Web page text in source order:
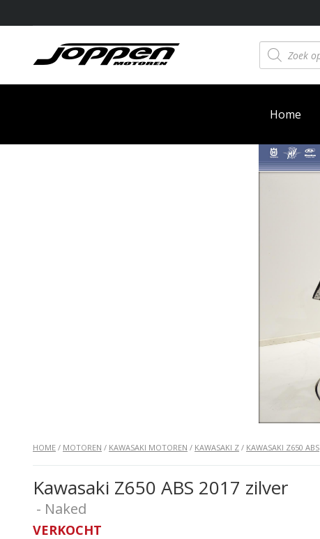
Producten
zoeken
Home
HOME / MOTOREN / KAWASAKI MOTOREN / KAWASAKI Z / KAWASAKI Z650 ABS
Kawasaki Z650 ABS 2017 zilver
- Naked
VERKOCHT